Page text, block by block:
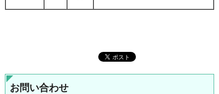
お問い合わせ